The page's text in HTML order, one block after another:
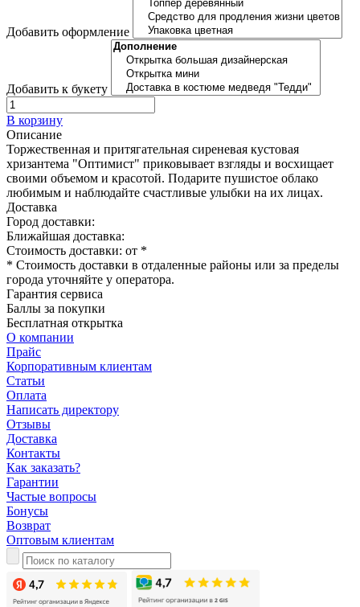
Добавить оформление
Добавить к букету
В корзину
Описание
Торжественная и притягательная сиреневая кустовая
хризантема "Оптимист" приковывает взгляды и восхищает
своими объемом и красотой. Подарите пушистое облако
любимым и наблюдайте счастливые улыбки на их лицах.
Доставка
Город доставки:
Ближайшая доставка:
Стоимость доставки: от *
* Стоимость доставки в отдаленные районы или за пределы
города уточняйте у оператора.
Гарантия сервиса
Баллы за покупки
Бесплатная открытка
О компании
Прайс
Корпоративным клиентам
Статьи
Оплата
Написать директору
Отзывы
Доставка
Контакты
Как заказать?
Гарантии
Частые вопросы
Бонусы
Возврат
Оптовым клиентам